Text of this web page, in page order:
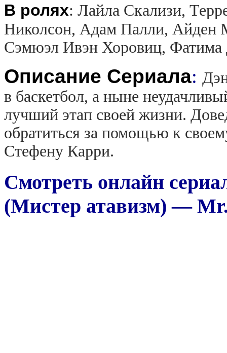
В ролях: Лайла Скализи,
Николсон, Адам Палли, Айден
Сэмюэл Ивэн Хоровиц, Фатима
Описание Сериала:
в баскетбол, а ныне
лучший этап своей жизни.
обратиться за помощью к
Стефену Карри.
Смотреть онлайн
(Мистер атавизм) —